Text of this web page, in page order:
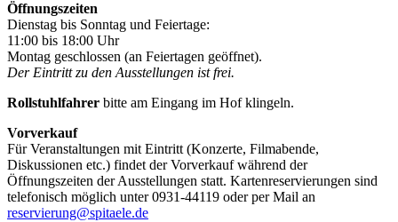
Öffnungszeiten
Dienstag bis Sonntag und Feiertage:
11:00 bis 18:00 Uhr
Montag geschlossen (an Feiertagen geöffnet).
Der Eintritt zu den Ausstellungen ist frei.
Rollstuhlfahrer bitte am Eingang im Hof klingeln.
Vorverkauf
Für Veranstaltungen mit Eintritt (Konzerte, Filmabende,
Diskussionen etc.) findet der Vorverkauf während der
Öffnungszeiten der Ausstellungen statt. Kartenreservierungen sind
telefonisch möglich unter 0931-44119 oder per Mail an
reservierung@spitaele.de